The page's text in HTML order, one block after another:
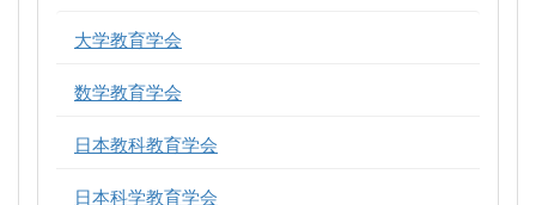
大学教育学会
数学教育学会
日本教科教育学会
日本科学教育学会